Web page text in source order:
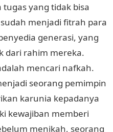
yang tidak bisa
menjadi fitrah para
generasi, yang
dari rahim mereka.
mencari nafkah.
seorang pemimpin
karunia kepadanya
kewajiban memberi
menikah, seorang